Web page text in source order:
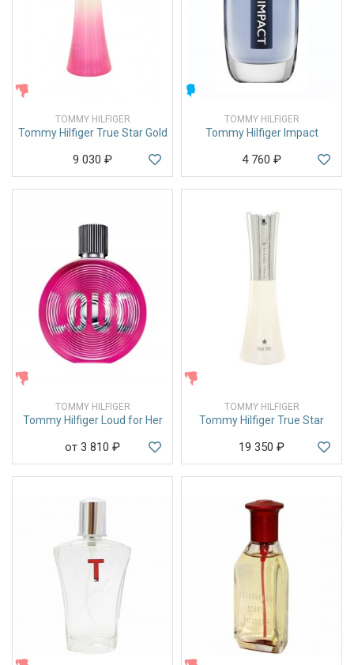
TOMMY HILFIGER
Tommy Hilfiger True Star Gold
9 030 ₽
TOMMY HILFIGER
Tommy Hilfiger Impact
4 760 ₽
TOMMY HILFIGER
Tommy Hilfiger Loud for Her
от 3 810 ₽
TOMMY HILFIGER
Tommy Hilfiger True Star
19 350 ₽